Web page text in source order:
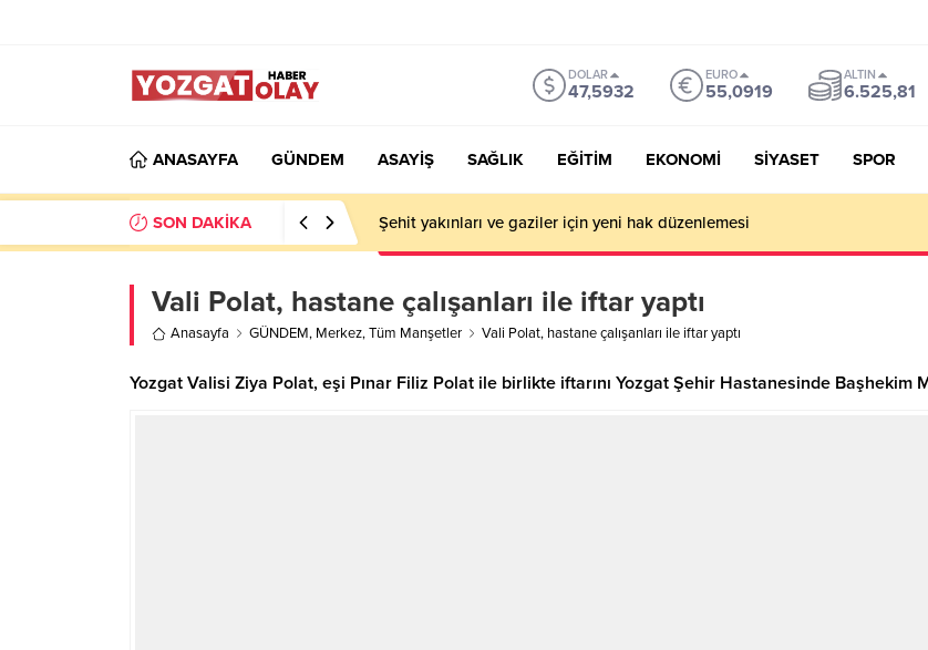
DOLAR
47,5932
EURO
55,0919
ALTIN
6.525,81
ANASAYFA GÜNDEM ASAYİŞ SAĞLIK EĞİTİM EKONOMİ SİYASET SPOR
SON DAKİKA Şehit yakınları ve gaziler için yeni hak düzenlemesi
Vali Polat, hastane çalışanları ile iftar yaptı
Anasayfa GÜNDEM, Merkez,Tüm Manşetler Vali Polat, hastane çalışanları ile iftar yaptı
Yozgat Valisi Ziya Polat, eşi Pınar Filiz Polat ile birlikte iftarını Yozgat Şehir Hastanesinde Başhekim